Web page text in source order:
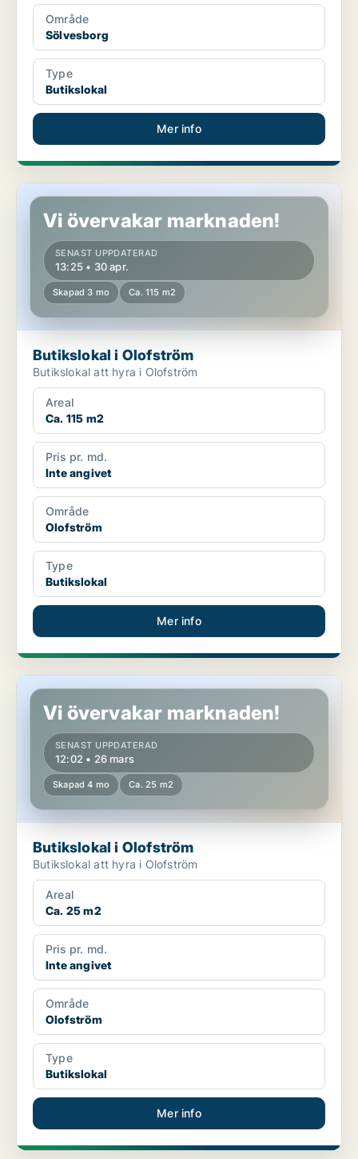
Område
Sölvesborg
Type
Butikslokal
Mer info
Butikslokal i Olofström
Vi övervakar marknaden!
SENAST UPPDATERAD
13:25 • 30 apr.
Skapad 3 mo Ca. 115 m2
Butikslokal i Olofström
Butikslokal att hyra i Olofström
Areal
Ca. 115 m2
Pris pr. md.
Inte angivet
Område
Olofström
Type
Butikslokal
Mer info
Butikslokal i Olofström
Vi övervakar marknaden!
SENAST UPPDATERAD
12:02 • 26 mars
Skapad 4 mo Ca. 25 m2
Butikslokal i Olofström
Butikslokal att hyra i Olofström
Areal
Ca. 25 m2
Pris pr. md.
Inte angivet
Område
Olofström
Type
Butikslokal
Mer info